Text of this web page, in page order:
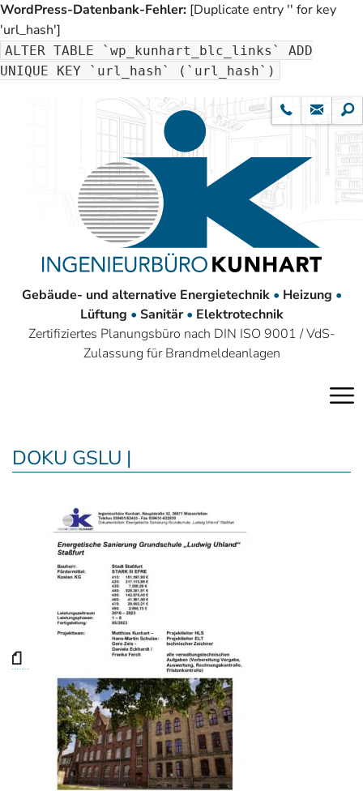
WordPress-Datenbank-Fehler: [Duplicate entry '' for key
'url_hash']
ALTER TABLE `wp_kunhart_blc_links` ADD
UNIQUE KEY `url_hash` (`url_hash`)
Gebäude- und alternative Energietechnik • Heizung •
Lüftung • Sanitär• Elektrotechnik
Zertifiziertes Planungsbüro nach DIN ISO 9001 / VdS-
Zulassung für Brandmeldeanlagen
DOKU GSLU |